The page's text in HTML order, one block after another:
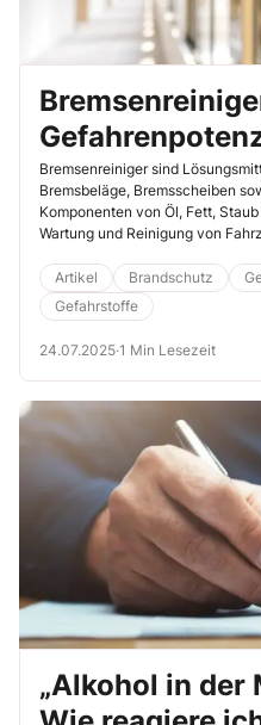
Bremsenreiniger sind
Bremsbeläge, Bremsscheiben
Komponenten von Öl, Fett,
Wartung und Reinigung von
hohen Gehalts an flüchtigen
leicht entzündlichen
Umgang damit ein potenzielles
Artikel Brandschutz
Gefahrstoffe
24.07.2025·1 Min Lesezeit
„Alkohol in der